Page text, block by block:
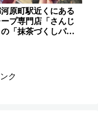
原町駅近くにある
プ専門店「さんじ
「抹茶づくしパフ
ク